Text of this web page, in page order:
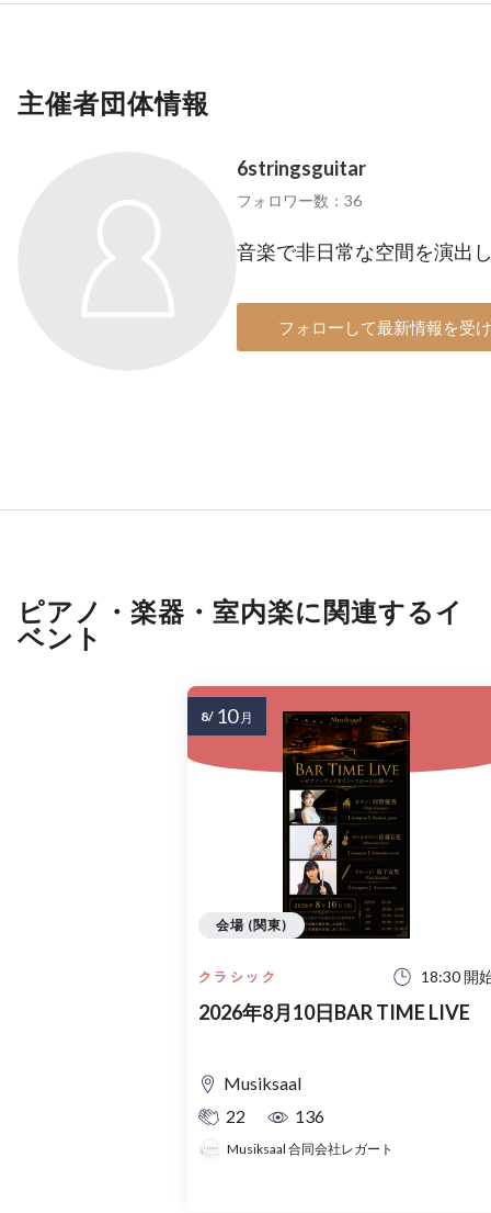
主催者団体情報
6stringsguitar
フォロワー数：36
音楽で非日常な空間を演出
フォローして最新情報を受
ピアノ・楽器・室内楽に関連するイ
ベント
クラシック 18:30 開
2026年8月10日BAR TIME LIVE
Musiksaal
22
136
Musiksaal 合同会社レガート
会場 (関東)
8/ 10 月